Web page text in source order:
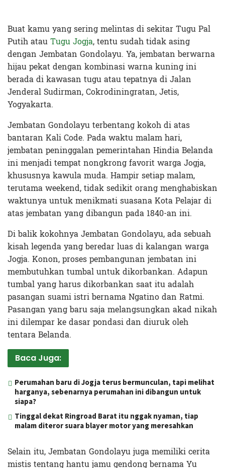
Buat kamu yang sering melintas di sekitar Tugu Pal
Putih atauTugu Jogja, tentu sudah tidak asing
dengan Jembatan Gondolayu. Ya, jembatan berwarna
hijau pekat dengan kombinasi warna kuning ini
berada di kawasan tugu atau tepatnya di Jalan
Jenderal Sudirman, Cokrodiningratan, Jetis,
Yogyakarta.
Jembatan Gondolayu terbentang kokoh di atas
bantaran Kali Code. Pada waktu malam hari,
jembatan peninggalan pemerintahan Hindia Belanda
ini menjadi tempat nongkrong favorit warga Jogja,
khususnya kawula muda. Hampir setiap malam,
terutama weekend, tidak sedikit orang menghabiskan
waktunya untuk menikmati suasana Kota Pelajar di
atas jembatan yang dibangun pada 1840-an ini.
Di balik kokohnya Jembatan Gondolayu, ada sebuah
kisah legenda yang beredar luas di kalangan warga
Jogja. Konon, proses pembangunan jembatan ini
membutuhkan tumbal untuk dikorbankan. Adapun
tumbal yang harus dikorbankan saat itu adalah
pasangan suami istri bernama Ngatino dan Ratmi.
Pasangan yang baru saja melangsungkan akad nikah
ini dilempar ke dasar pondasi dan diuruk oleh
tentara Belanda.
Baca Juga:
Perumahan baru di Jogja terus bermunculan, tapi melihat
harganya, sebenarnya perumahan ini dibangun untuk
siapa?
Tinggal dekat Ringroad Barat itu nggak nyaman, tiap
malam diteror suara blayer motor yang meresahkan
Selain itu, Jembatan Gondolayu juga memiliki cerita
mistis tentang hantu jamu gendong bernama Yu